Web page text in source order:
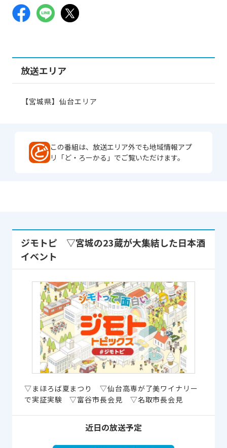
放送エリア
【宮城県】仙台エリア
この番組は、放送エリア外でも地域情報アプ
リ「ど・ろーかる」でご覧いただけます。
ジモトピ ▽宮城の23蔵が大集結した日本酒
イベント
▽まほろば夏まつり ▽仙台高専が了美ワイナリー
で実証実験 ▽富谷市長会見 ▽名取市長会見
近日の放送予定